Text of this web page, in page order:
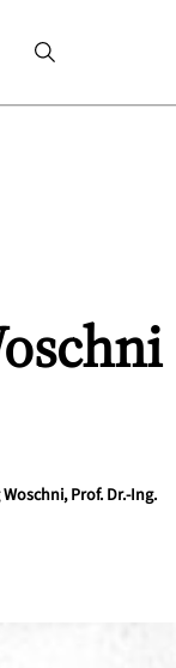
Prof. Dr.-Ing.